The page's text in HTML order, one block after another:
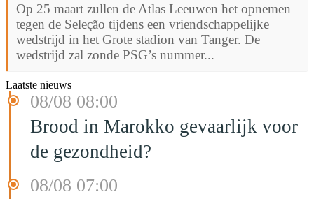
Op 25 maart zullen de Atlas Leeuwen het opnemen
tegen de Seleção tijdens een vriendschappelijke
wedstrijd in het Grote stadion van Tanger. De
wedstrijd zal zonde PSG’s nummer...
Laatste nieuws
08/08 08:00
Brood in Marokko gevaarlijk voor
de gezondheid?
08/08 07:00